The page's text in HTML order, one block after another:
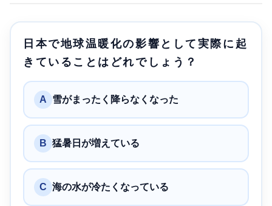
日本で地球温暖化の影響として実際に起
きていることはどれでしょう？
A 雪がまったく降らなくなった
B 猛暑日が増えている
C 海の水が冷たくなっている